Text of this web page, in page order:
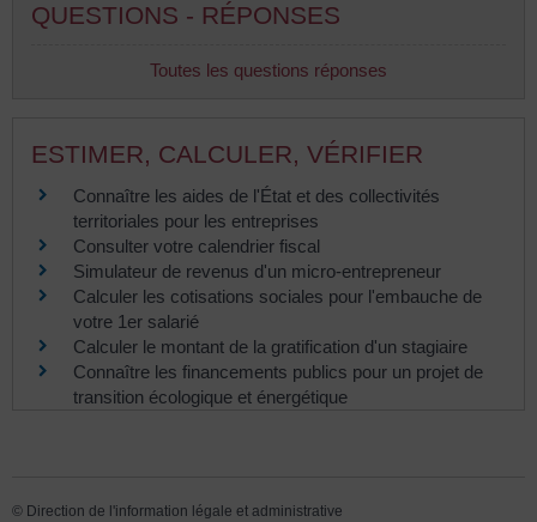
QUESTIONS - RÉPONSES
Toutes les questions réponses
ESTIMER, CALCULER, VÉRIFIER
Connaître les aides de l'État et des collectivités
territoriales pour les entreprises
Consulter votre calendrier fiscal
Simulateur de revenus d'un micro-entrepreneur
Calculer les cotisations sociales pour l'embauche de
votre 1er salarié
Calculer le montant de la gratification d'un stagiaire
Connaître les financements publics pour un projet de
transition écologique et énergétique
© Direction de l'information légale et administrative